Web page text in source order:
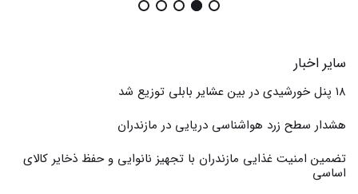
سایر اخبار
۱۸ پنل خورشیدی در بین عشایر بابلی توزیع شد
هشدار سطح زرد هواشناسی دریایی در مازندران
تضمین امنیت غذایی مازندران با تجهیز نانوایی و حفظ ذخایر کالای
اساسی